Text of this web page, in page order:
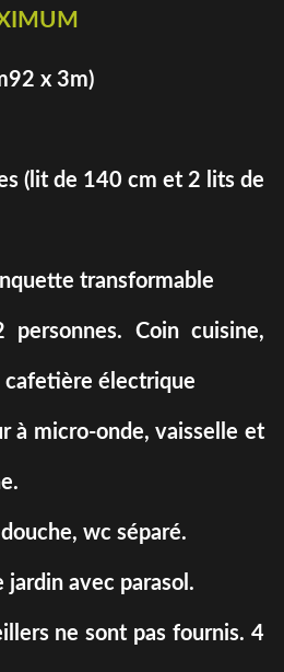
x 3m)
(lit de 140 cm et 2 lits de
transformable
Coin cuisine,
électrique
à micro-onde, vaisselle et
wc séparé.
jardin avec parasol.
ne sont pas fournis. 4